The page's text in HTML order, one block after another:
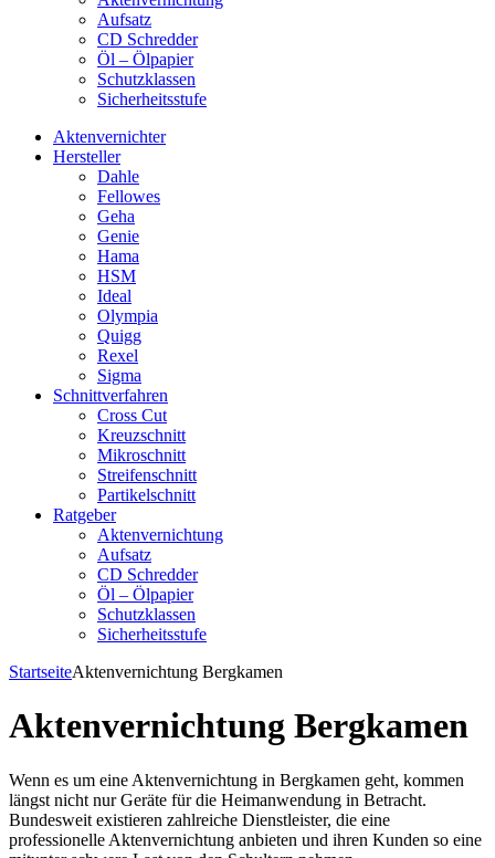
Aufsatz
CD Schredder
Öl – Ölpapier
Schutzklassen
Sicherheitsstufe
Aktenvernichter
Hersteller
Dahle
Fellowes
Geha
Genie
Hama
HSM
Ideal
Olympia
Quigg
Rexel
Sigma
Schnittverfahren
Cross Cut
Kreuzschnitt
Mikroschnitt
Streifenschnitt
Partikelschnitt
Ratgeber
Aktenvernichtung
Aufsatz
CD Schredder
Öl – Ölpapier
Schutzklassen
Sicherheitsstufe
StartseiteAktenvernichtung Bergkamen
Aktenvernichtung Bergkamen
Wenn es um eine Aktenvernichtung in Bergkamen geht, kommen
längst nicht nur Geräte für die Heimanwendung in Betracht.
Bundesweit existieren zahlreiche Dienstleister, die eine
professionelle Aktenvernichtung anbieten und ihren Kunden so eine